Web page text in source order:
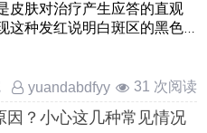
皮肤对治疗产生应答的直观
这种发红说明白斑区的黑色
yuandabdfyy 31 次阅读
因？小心这几种常见情况